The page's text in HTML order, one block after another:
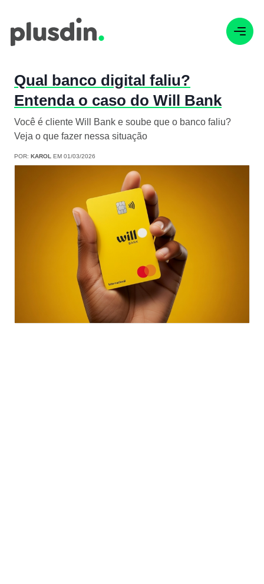
Qual banco digital faliu?
Entenda o caso do Will Bank
Você é cliente Will Bank e soube que o banco faliu?
Veja o que fazer nessa situação
POR: KAROL EM 01/03/2026